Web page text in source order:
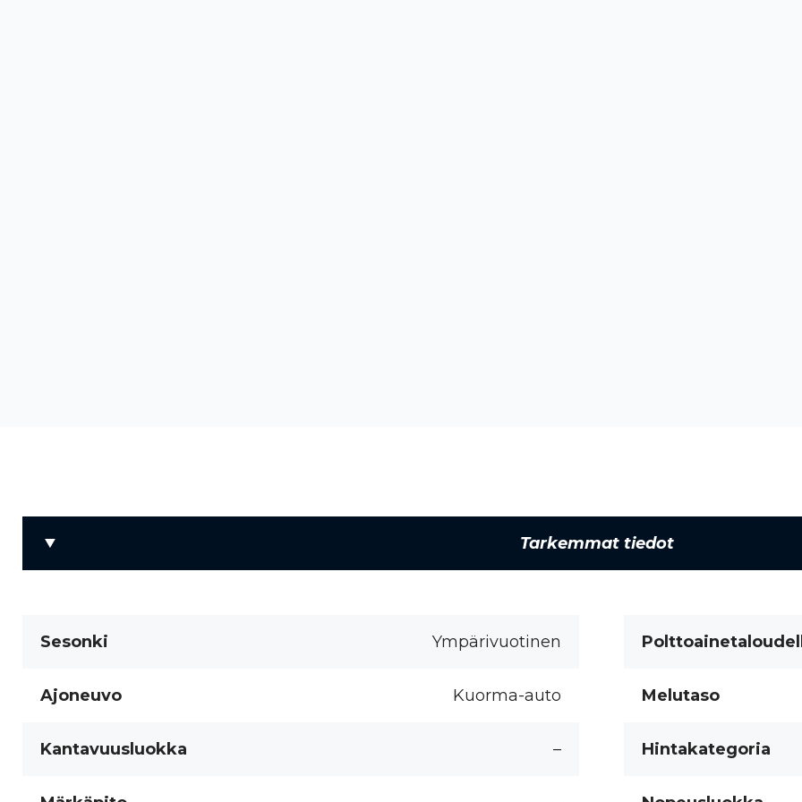
Tarkemmat tiedot
Sesonki Ympärivuotinen
Ajoneuvo Kuorma-auto Melutaso
Kantavuusluokka – Hintakategoria